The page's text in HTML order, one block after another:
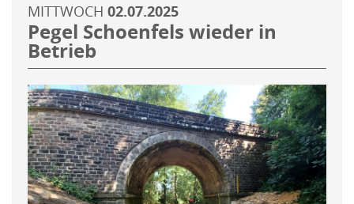
MITTWOCH 02.07.2025
Pegel Schoenfels wieder in
Betrieb